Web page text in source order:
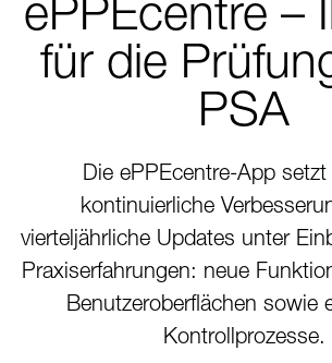
ePPEcentre –
für die
PSA
Die ePPEcentre-App setzt
kontinuierliche
vierteljährliche Updates unter
Praxiserfahrungen: neue
Benutzeroberflächen sowie
Kontrollprozesse.